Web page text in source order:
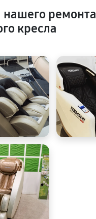
ремонта
кресла